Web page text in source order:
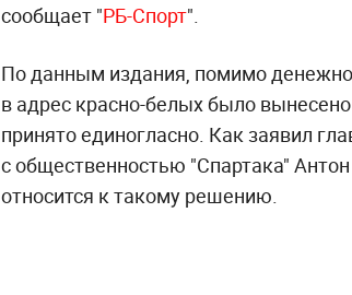
сообщает "РБ-Спорт".
По данным издания, помимо
в адрес красно-белых было
принято единогласно. Как заявил
с общественностью "Спартака"
относится к такому решению.